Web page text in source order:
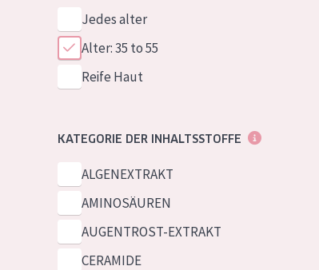
Jedes alter
Alter: 35 to 55
Reife Haut
KATEGORIE DER INHALTSSTOFFE
ALGENEXTRAKT
AMINOSÄUREN
AUGENTROST-EXTRAKT
CERAMIDE